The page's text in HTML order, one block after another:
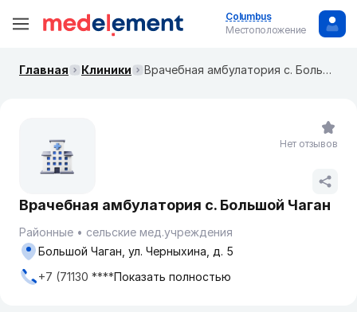
Columbus
Местоположение
Главная Клиники Врачебная амбулатория с. Большой Чаган
Врачебная амбулатория с. Большой Чаган
Районные
сельские мед.учреждения
Большой Чаган, ул. Черныхина, д. 5
+7 (71130 ****Показать полностью
Нет отзывов